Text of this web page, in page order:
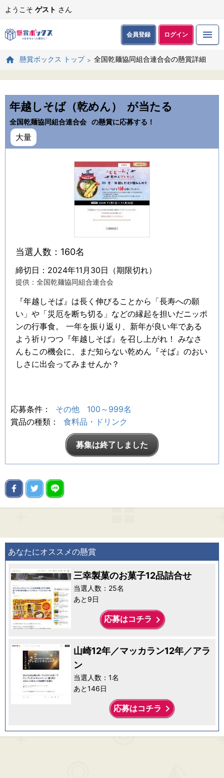
ようこそ ゲスト さん
会員登録 ログイン
懸賞ボックス トップ 全国乾麺協同組合連合会の懸賞詳細
年越しそば（乾めん） が当たる
全国乾麺協同組合連合会 の懸賞に応募する！
大量
当選人数：160名
締切日：2024年11月30日（期限切れ）
提供：全国乾麺協同組合連合会
『年越しそば』は長く伸びることから「長寿への願
い」や「災厄を断ち切る」などの縁起を担いだニッポ
ンの行事食。 一年を振り返り、新年が良い年である
よう祈りつつ『年越しそば』を召し上がれ！ みなさ
んもこの機会に、まだ知らない乾めん『そば』のおい
しさに出会ってみませんか？
応募条件： その他
100～999名
賞品の種類：
食料品・ドリンク
募集は終了しました
あなたにオススメの懸賞
三幸製菓のお菓子12品詰合せ
当選人数：25名
あと9日
応募はコチラ keyboard_arrow_right
山崎12年／マッカラン12年／アラ
ン
当選人数：1名
あと146日
応募はコチラ keyboard_arrow_right